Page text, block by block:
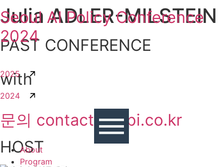
콘텐츠로
건너뛰기
Seoul AI Policy Conference
2024
with
About
Program
Julia ADLER-MILSTEIN
PAST CONFERENCE
2025
2024
문의 contact@sapi.co.kr
HOST